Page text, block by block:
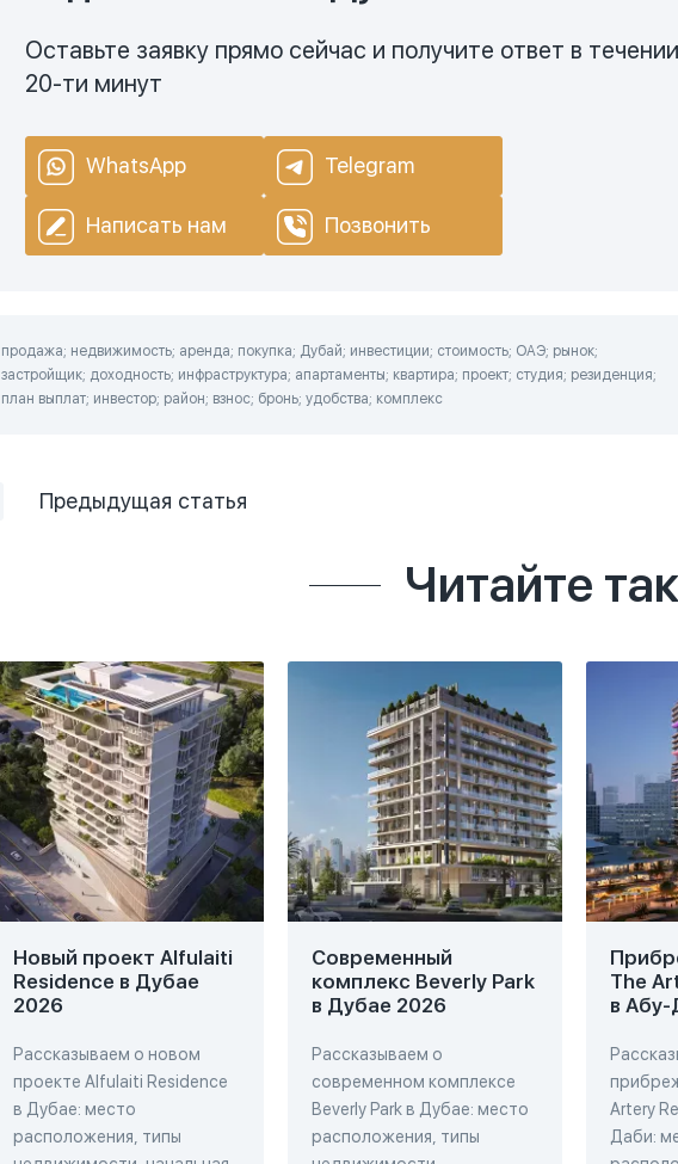
Оставьте заявку прямо сейчас и получите ответ в течении
20-ти минут
WhatsApp Telegram
Написать нам Позвонить
продажа; недвижимость; аренда; покупка; Дубай; инвестиции; стоимость; ОАЭ; рынок;
застройщик; доходность; инфраструктура; апартаменты; квартира; проект; студия; резиденция;
план выплат; инвестор; район; взнос; бронь; удобства; комплекс
Предыдущая статья
Читайте
Новый проект Alfulaiti
Residence в Дубае
2026
Рассказываем о новом
проекте Alfulaiti Residence
в Дубае: место
расположения, типы
Современный
комплекс Beverly Park
в Дубае 2026
Рассказываем о
современном комплексе
Beverly Park в Дубае: место
расположения, типы
The
в
Artery
Даби: